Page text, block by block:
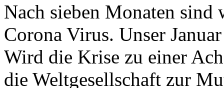
Nach sieben Monaten
Corona Virus. Unser
Wird die Krise zu einer
die Weltgesellschaft zur